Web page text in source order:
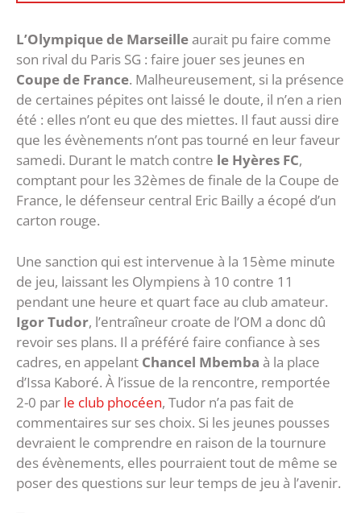
L’Olympique de Marseilleaurait pu faire comme
son rival du Paris SG : faire jouer ses jeunes en
Coupe de France. Malheureusement, si la présence
de certaines pépites ont laissé le doute, il n’en a rien
été : elles n’ont eu que des miettes. Il faut aussi dire
que les évènements n’ont pas tourné en leur faveur
samedi. Durant le match contre le Hyères FC,
comptant pour les 32èmes de finale de la Coupe de
France, le défenseur central Eric Bailly a écopé d’un
carton rouge.
Une sanction qui est intervenue à la 15ème minute
de jeu, laissant les Olympiens à 10 contre 11
pendant une heure et quart face au club amateur.
Igor Tudor, l’entraîneur croate de l’OM a donc dû
revoir ses plans. Il a préféré faire confiance à ses
cadres, en appelant Chancel Mbemba à la place
d’Issa Kaboré. À l’issue de la rencontre, remportée
2-0 par le club phocéen, Tudor n’a pas fait de
commentaires sur ses choix. Si les jeunes pousses
devraient le comprendre en raison de la tournure
des évènements, elles pourraient tout de même se
poser des questions sur leur temps de jeu à l’avenir.